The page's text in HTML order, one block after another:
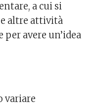
a cui si
altre attività
avere un’idea
variare